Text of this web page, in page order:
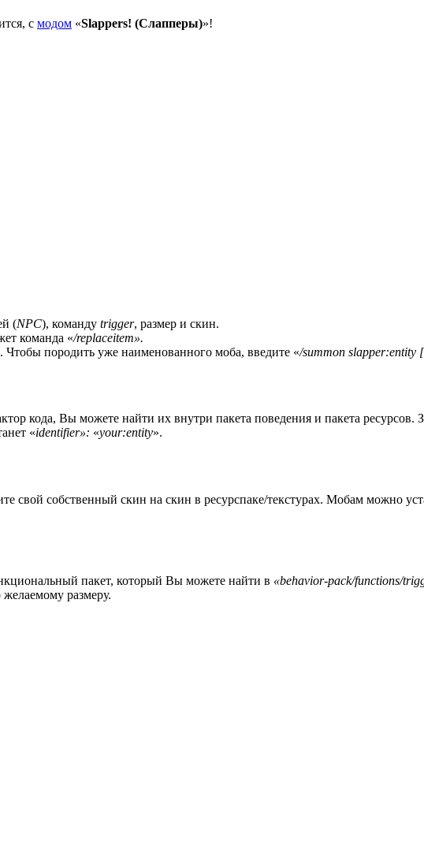
с модом «Slappers! (Слапперы)»!
(NPC), команду trigger, размер и скин.
команда «/replaceitem».
. Чтобы породить уже наименованного моба, введите «/summon slapper:entity
кода, Вы можете найти их внутри пакета поведения и пакета ресурсов.
«identifier»: «your:entity».
свой собственный скин на скин в ресурспаке/текстурах. Мобам можно
пакет, который Вы можете найти в «behavior-pack/functions/
желаемому размеру.